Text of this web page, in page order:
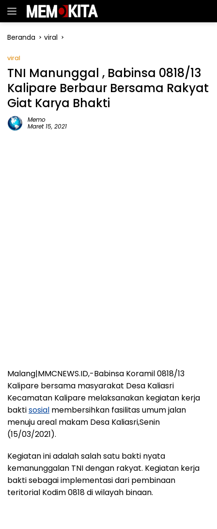
Langsung
Beranda
viral
viral
TNI Manunggal , Babinsa 0818/13
Kalipare Berbaur Bersama Rakyat
Giat Karya Bhakti
Memo
Maret 15, 2021
Malang|MMCNEWS.ID,-Babinsa Koramil 0818/13
Kalipare bersama masyarakat Desa Kaliasri
Kecamatan Kalipare melaksanakan kegiatan kerja
baktisosial membersihkan fasilitas umum jalan
menuju areal makam Desa Kaliasri,Senin
(15/03/2021).
Kegiatan ini adalah salah satu bakti nyata
kemanunggalan TNI dengan rakyat. Kegiatan kerja
bakti sebagai implementasi dari pembinaan
teritorial Kodim 0818 di wilayah binaan.